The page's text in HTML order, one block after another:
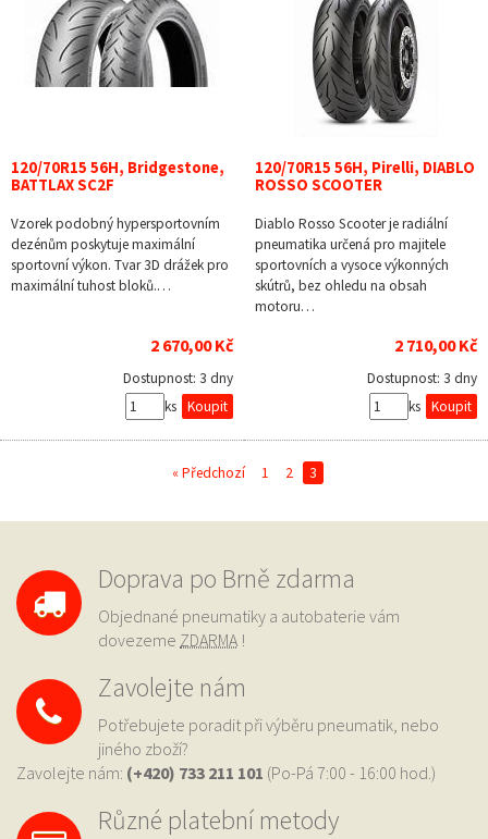
120/70R15 56H, Bridgestone,
BATTLAX SC2F
Vzorek podobný hypersportovním
dezénům poskytuje maximální
sportovní výkon. Tvar 3D drážek pro
maximální tuhost bloků.…
2 670,00 Kč
Dostupnost: 3 dny
ks
120/70R15 56H, Pirelli, DIABLO
ROSSO SCOOTER
Diablo Rosso Scooter je radiální
pneumatika určená pro majitele
sportovních a vysoce výkonných
skútrů, bez ohledu na obsah
motoru…
2 710,00 Kč
Dostupnost: 3 dny
ks
« Předchozí 1 2 3
Doprava po Brně zdarma
Objednané pneumatiky a autobaterie vám
dovezeme ZDARMA !
Zavolejte nám
Potřebujete poradit při výběru pneumatik, nebo
jiného zboží?
Zavolejte nám: (+420) 733 211 101 (Po-Pá 7:00 - 16:00 hod.)
Různé platební metody